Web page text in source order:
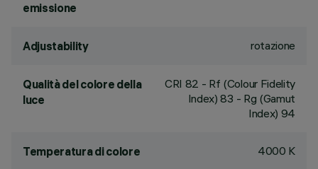
emissione
Adjustability rotazione
Qualità del colore della
luce
CRI 82 - Rf (Colour Fidelity
Index) 83 - Rg (Gamut
Index) 94
Temperatura di colore 4000 K